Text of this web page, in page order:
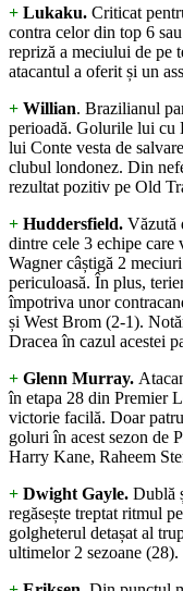
+ Lukaku. Criticat
contra celor din top 6
repriză a meciului de pe
atacantul a oferit și un
+ Willian. Brazilianul
perioadă. Golurile lui
lui Conte vesta de
clubul londonez. Din
rezultat pozitiv pe Old
+ Huddersfield. Văzută
dintre cele 3 echipe
Wagner câștigă 2
periculoasă. În plus,
împotriva unor
și West Brom (2-1).
Dracea în cazul acestei
+ Glenn Murray.
în etapa 28 din Premier
victorie facilă. Doar
goluri în acest sezon de
Harry Kane, Raheem
+ Dwight Gayle. Dublă
regăsește treptat ritmul
golgheterul detașat al
ultimelor 2 sezoane (28).